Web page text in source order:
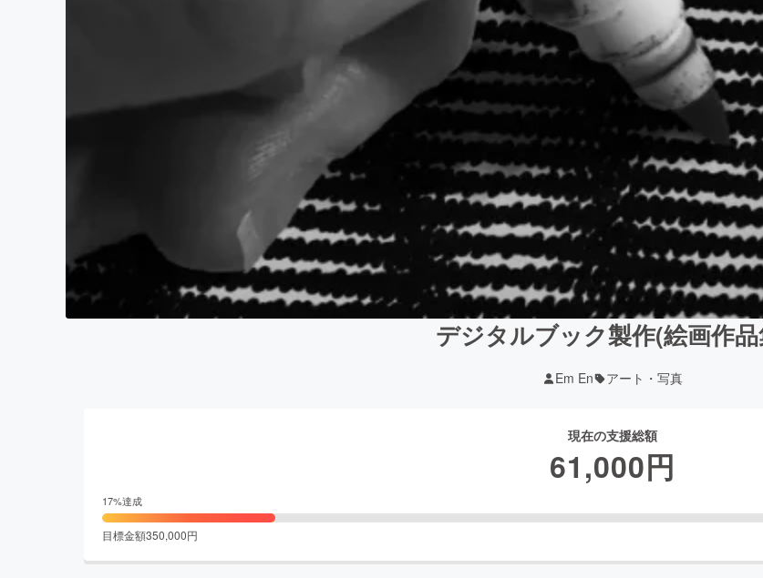
デジタルブック製作(絵画作
Em En アート・写真
現在の支援総額
61,000円
17%達成
目標金額350,000円